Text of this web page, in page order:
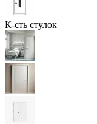
К-сть стулок